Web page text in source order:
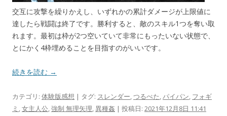
交互に攻撃を繰りかえし、いずれかの累計ダメージが上限値に
達したら戦闘は終了です。勝利すると、敵のスキル1つを奪い取
れます。最初は枠が2つ空いていて非常にもったいない状態で、
とにかく4枠埋めることを目指すのがいいです。
続きを読む →
カテゴリ: 体験版感想 | タグ: スレンダー,つるぺた,パイパン, フォギ
ミ ,女主人公,強制 無理矢理,異種姦 | 投稿日: 2021年12月8日 11:41